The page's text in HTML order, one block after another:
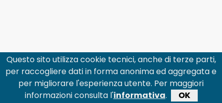
Questo sito utilizza cookie tecnici, anche di terze parti,
per raccogliere dati in forma anonima ed aggregata e
per migliorare l'esperienza utente. Per maggiori
informazioni consulta l'informativa. OK